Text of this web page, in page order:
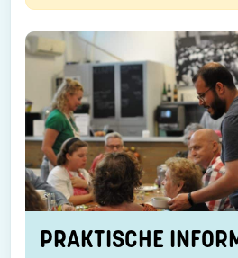
PRAKTISCHE